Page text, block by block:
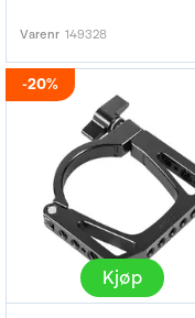
Varenr 149328
20%
Kjøp